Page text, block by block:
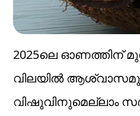
2025ലെ ഓണത്തിന്
വിലയില്‍
വിഷുവിനുമെല്ലാം